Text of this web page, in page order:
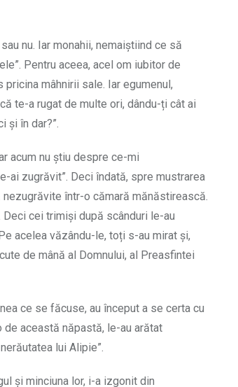
nu. Iar monahii, nemaiștiind ce să
Pentru aceea, acel om iubitor de
pricina mâhnirii sale. Iar egumenul,
te-a rugat de multe ori, dându-ți cât ai
și în dar?”.
acum nu știu despre ce-mi
ai zugrăvit”. Deci îndată, spre mustrarea
într-o cămară mănăstirească.
cei trimiși după scânduri le-au
acelea văzându-le, toți s-au mirat și,
de mână al Domnului, al Preasfintei
ce se făcuse, au început a se certa cu
de această năpastă, le-au arătat
lui Alipie”.
și minciuna lor, i-a izgonit din